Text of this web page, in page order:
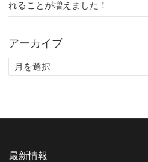
れることが増えました！
アーカイブ
ア
最新情報